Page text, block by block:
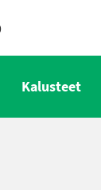
Kalusteet